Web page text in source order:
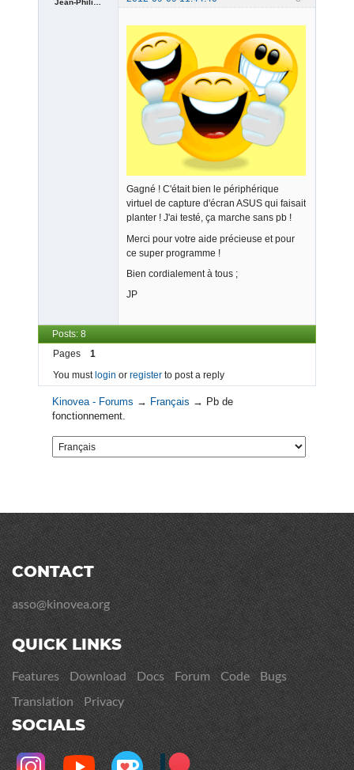
Gagné ! C'était bien le périphérique
virtuel de capture d'écran ASUS qui faisait
planter ! J'ai testé, ça marche sans pb !
Merci pour votre aide précieuse et pour
ce super programme !
Bien cordialement à tous ;
JP
Posts: 8
Pages
1
You mustlogin or register to post a reply
Kinovea - Forums → Français → Pb de
fonctionnement.
CONTACT
asso@kinovea.org
QUICK LINKS
Features Download Docs Forum Code
Bugs
Translation
Privacy
SOCIALS